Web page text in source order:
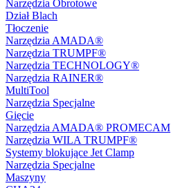
Narzędzia Obrotowe
Dział Blach
Tłoczenie
Narzędzia AMADA®
Narzędzia TRUMPF®
Narzędzia TECHNOLOGY®
Narzędzia RAINER®
MultiTool
Narzędzia Specjalne
Gięcie
Narzędzia AMADA® PROMECAM
Narzędzia WILA TRUMPF®
Systemy blokujące Jet Clamp
Narzędzia Specjalne
Maszyny